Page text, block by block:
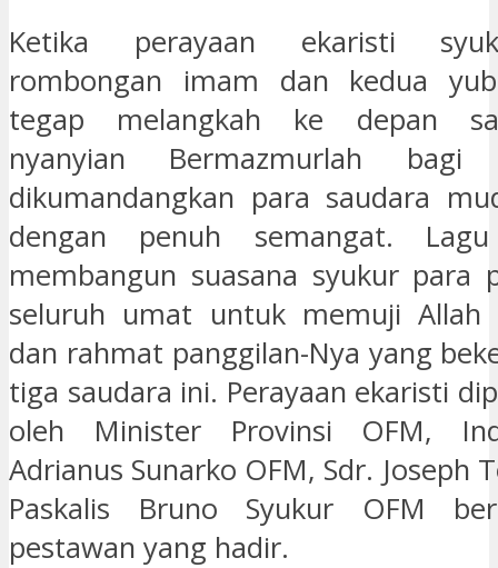
Ketika perayaan ekaristi
rombongan imam dan kedua
tegap melangkah ke depan
nyanyian Bermazmurlah
dikumandangkan para saudara
dengan penuh semangat.
membangun suasana syukur para
seluruh umat untuk memuji Allah
dan rahmat panggilan-Nya yang
tiga saudara ini. Perayaan ekaristi
oleh Minister Provinsi OFM,
Adrianus Sunarko OFM, Sdr. Joseph
Paskalis Bruno Syukur OFM
pestawan yang hadir.